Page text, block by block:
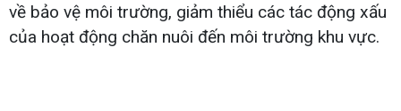
về bảo vệ môi trường, giảm thiểu các tác động xấu
của hoạt động chăn nuôi đến môi trường khu vực.